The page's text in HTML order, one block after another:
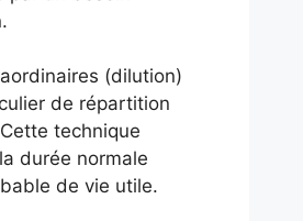
(dilution)
de répartition
technique
durée normale
de vie utile.